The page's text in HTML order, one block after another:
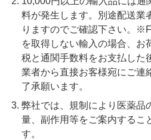
料が発生します。別途配送業
りますのでご確認下さい。
を取得しない輸入の場合、お
税と通関手数料をお支払した
業者から直接お客様宛にご連
了承願います。
弊社では、規制により医薬品
量、副作用等をご案内するこ
す。